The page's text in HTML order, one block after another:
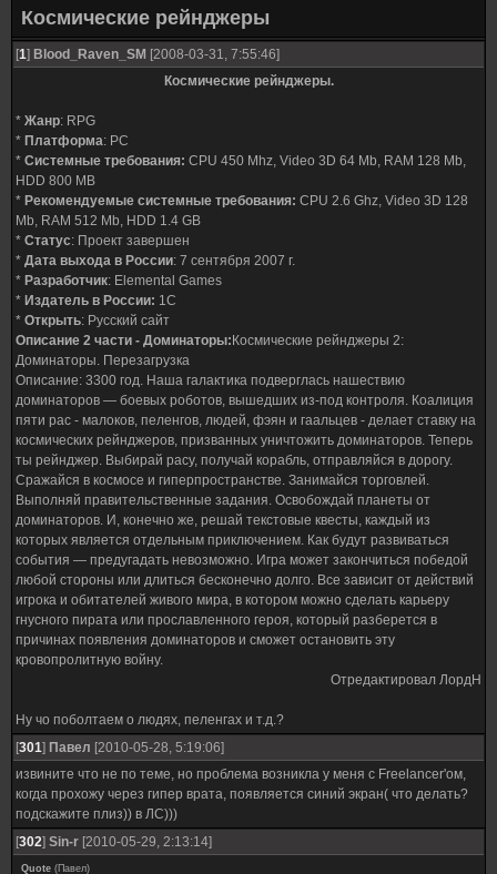
Космические рейнджеры
[1] Blood_Raven_SM [2008-03-31, 7:55:46]
Космические рейнджеры.
* Жанр: RPG
* Платформа: PC
* Системные требования: CPU 450 Mhz, Video 3D 64 Mb, RAM 128 Mb,
HDD 800 MB
* Рекомендуемые системные требования: CPU 2.6 Ghz, Video 3D 128
Mb, RAM 512 Mb, HDD 1.4 GB
* Статус: Проект завершен
* Дата выхода в России: 7 сентября 2007 г.
* Разработчик: Elemental Games
* Издатель в России: 1C
* Открыть: Русский сайт
Описание 2 части - Доминаторы: Космические рейнджеры 2:
Доминаторы. Перезагрузка
Описание: 3300 год. Наша галактика подверглась нашествию
доминаторов — боевых роботов, вышедших из-под контроля. Коалиция
пяти рас - малоков, пеленгов, людей, фэян и гаальцев - делает ставку на
космических рейнджеров, призванных уничтожить доминаторов. Теперь
ты рейнджер. Выбирай расу, получай корабль, отправляйся в дорогу.
Сражайся в космосе и гиперпространстве. Занимайся торговлей.
Выполняй правительственные задания. Освобождай планеты от
доминаторов. И, конечно же, решай текстовые квесты, каждый из
которых является отдельным приключением. Как будут развиваться
события — предугадать невозможно. Игра может закончиться победой
любой стороны или длиться бесконечно долго. Все зависит от действий
игрока и обитателей живого мира, в котором можно сделать карьеру
гнусного пирата или прославленного героя, который разберется в
причинах появления доминаторов и сможет остановить эту
кровопролитную войну.
Отредактировал ЛордН
Ну чо поболтаем о людях, пеленгах и т.д.?
[301] Павел [2010-05-28, 5:19:06]
извините что не по теме, но проблема возникла у меня с Freelancer'ом,
когда прохожу через гипер врата, появляется синий экран( что делать?
подскажите плиз)) в ЛС)))
[302] Sin-r [2010-05-29, 2:13:14]
Quote (Павел)